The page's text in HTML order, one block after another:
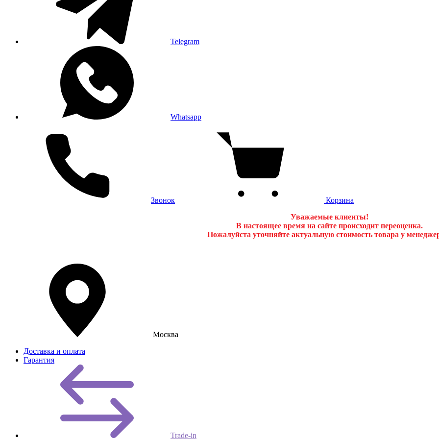
Telegram
Whatsapp
Звонок
Корзина
Уважаемые клиенты!
В настоящее время на сайте происходит переоценка.
Пожалуйста уточняйте актуальную стоимость товара у
Москва
Доставка и оплата
Гарантия
Trade-in